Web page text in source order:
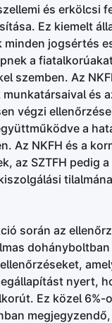
és erkölcsi
Ez kiemelt
minden jogsértés
a
szemben. Az
és
végzi
a
Az NKFH és a
az SZTFH pedig a
során az
nyert,
Ez közel 6%-